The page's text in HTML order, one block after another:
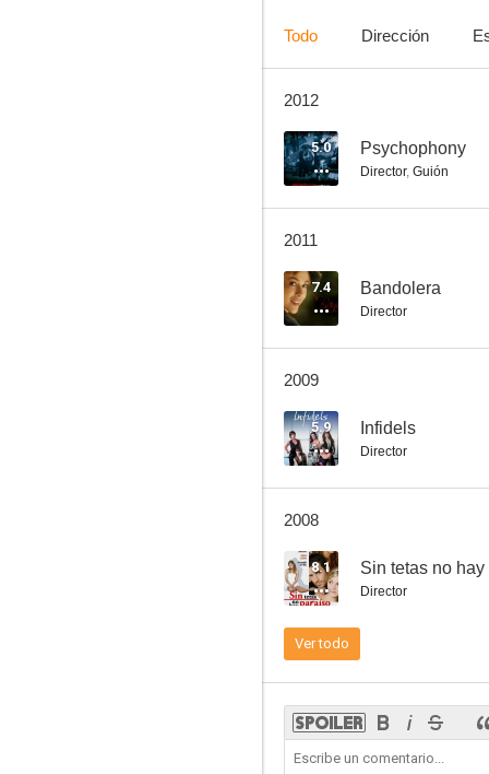
5.0
Todo Dirección
2012
5.0 Psychophony
Director, Guión
2011
7.4 Bandolera
Director
2009
5.9 Infidels
Director
2008
8.1 Sin tetas no
Director
Ver todo